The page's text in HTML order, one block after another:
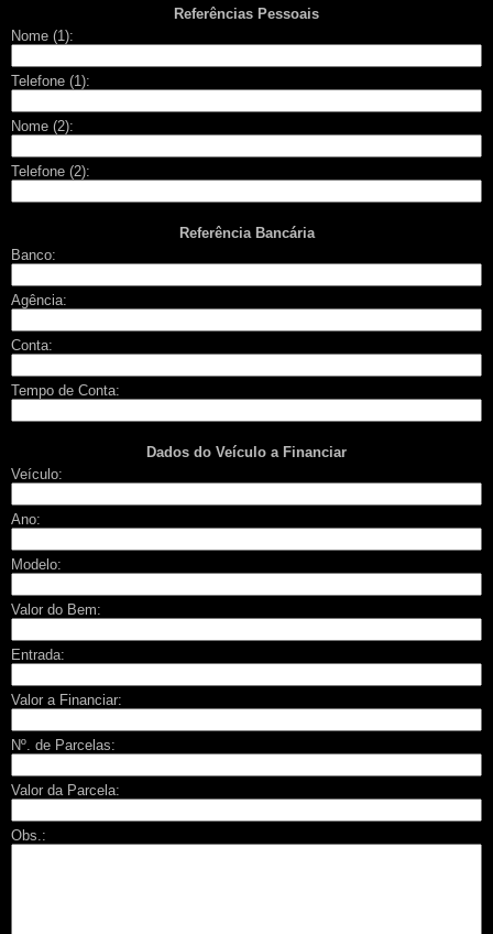
Referências Pessoais
Nome (1):
Telefone (1):
Nome (2):
Telefone (2):
Referência Bancária
Banco:
Agência:
Conta:
Tempo de Conta:
Dados do Veículo a Financiar
Veículo:
Ano:
Modelo:
Valor do Bem:
Entrada:
Valor a Financiar:
Nº. de Parcelas:
Valor da Parcela:
Obs.: